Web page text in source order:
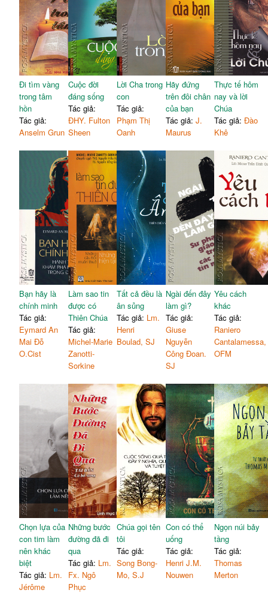
Đi tìm vàng
trong tâm
hồn
Tác giả:
Anselm Grun
Cuộc đời
đáng sống
Tác giả:
ĐHY. Fulton
Sheen
Lời Cha trong
con
Tác giả:
Phạm Thị
Oanh
Hãy đứng
trên đôi chân
của bạn
Tác giả: J.
Maurus
Thực tế hôm
nay và lời
Chúa
Tác giả:Đào
Khê
Bạn hãy là
chính minh
Tác giả:
Eymard An
Mai Đỗ
O.Cist
Làm sao tin
được có
Thiên Chúa
Tác giả:
Michel-Marie
Zanotti-
Sorkine
Tất cả đều là
ân sủng
Tác giả: Lm.
Henri
Boulad, SJ
Ngài đến đây
làm gì?
Tác giả:
Giuse
Nguyễn
Công Đoan.
SJ
Yêu cách
khác
Tác giả:
Raniero
Cantalamessa,
OFM
Chọn lựa của
con tim làm
nên khác
biệt
Tác giả: Lm.
Jérôme
Những bước
đường đã đi
qua
Tác giả: Lm.
Fx. Ngô
Phục
Chúa gọi tên
tôi
Tác giả:
Song Bong-
Mo, S.J
Con có thể
uống
Tác giả:
Henri J.M.
Nouwen
Ngọn núi bảy
tầng
Tác giả:
Thomas
Merton